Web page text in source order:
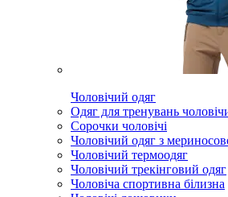
Чоловічий одяг
Одяг для тренувань
Сорочки чоловічі
Чоловічий одяг з
Чоловічий термоодяг
Чоловічий трекінговий одяг
Чоловіча спортивна білизна